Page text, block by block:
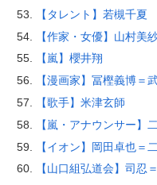
【タレント】若槻千夏
【作家・女優】山村美
【嵐】櫻井翔
【漫画家】冨樫義博＝
【歌手】米津玄師
【嵐・アナウンサー】
【イオン】岡田卓也＝
【山口組弘道会】司忍